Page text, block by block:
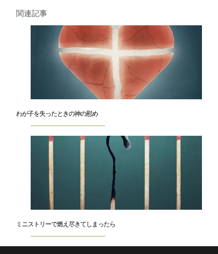
関連記事
わが子を失ったときの神の慰め
ミニストリーで燃え尽きてしまったら